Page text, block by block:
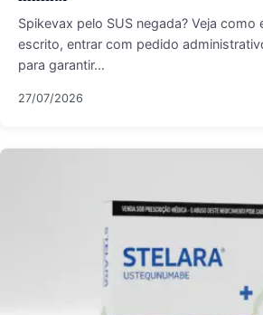
Spikevax pelo SUS negada? Veja como
escrito, entrar com pedido
para garantir…
27/07/2026